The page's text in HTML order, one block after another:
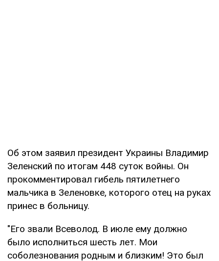
Об этом заявил президент Украины Владимир
Зеленский по итогам 448 суток войны. Он
прокомментировал гибель пятилетнего
мальчика в Зеленовке, которого отец на руках
принес в больницу.
"Его звали Всеволод. В июле ему должно
было исполниться шесть лет. Мои
соболезнования родным и близким! Это был